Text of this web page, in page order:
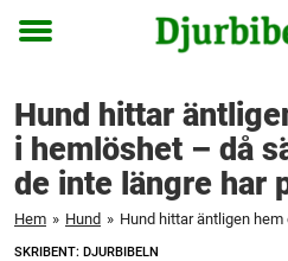
Toggle
Hund hittar
i hemlöshet – då
de inte längre har
Hem » Hund »
SKRIBENT: DJURBIBELN